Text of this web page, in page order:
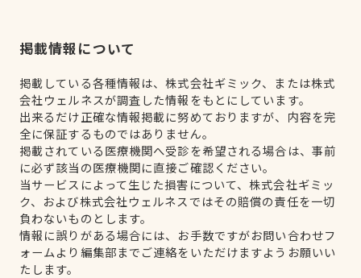
掲載情報について
掲載している各種情報は、株式会社ギミック、または株式
会社ウェルネスが調査した情報をもとにしています。
出来るだけ正確な情報掲載に努めておりますが、内容を完
全に保証するものではありません。
掲載されている医療機関へ受診を希望される場合は、事前
に必ず該当の医療機関に直接ご確認ください。
当サービスによって生じた損害について、株式会社ギミッ
ク、および株式会社ウェルネスではその賠償の責任を一切
負わないものとします。
情報に誤りがある場合には、お手数ですがお問い合わせフ
ォームより編集部までご連絡をいただけますようお願いい
たします。